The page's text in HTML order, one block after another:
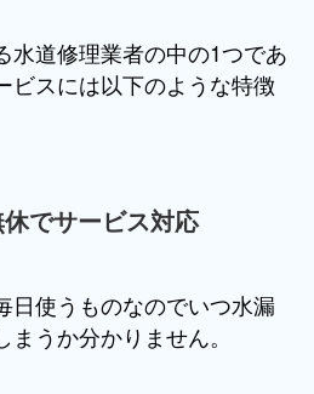
水道修理業者の中の1つであ
ビスには以下のような特徴
でサービス対応
日使うものなのでいつ水漏
うか分かりません。